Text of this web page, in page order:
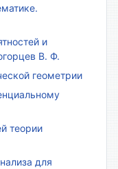
и
В. Ф.
геометрии
теории
для